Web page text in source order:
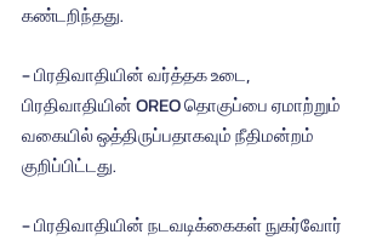
கண்டறிந்தது.
- பிரதிவாதியின் வர்த்தக உடை,
பிரதிவாதியின் OREO தொகுப்பை ஏமாற்றும்
வகையில் ஒத்திருப்பதாகவும் நீதிமன்றம்
குறிப்பிட்டது.
- பிரதிவாதியின் நடவடிக்கைகள் நுகர்வோர்